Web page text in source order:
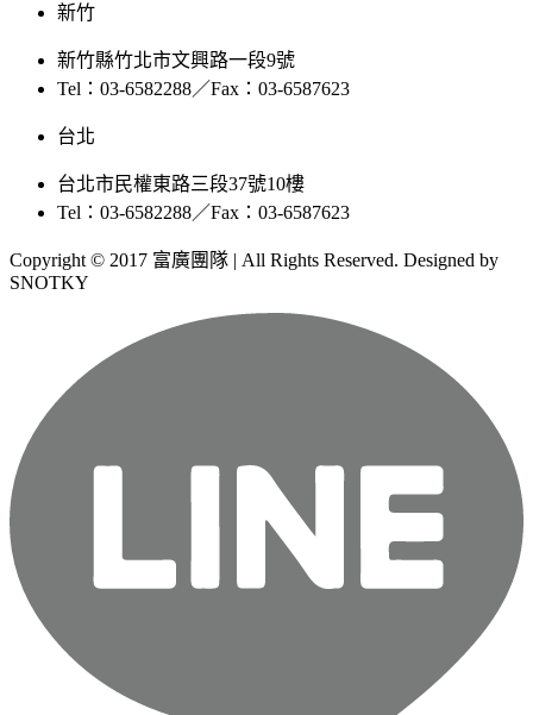
新竹
新竹縣竹北市文興路一段9號
Tel：03-6582288／Fax：03-6587623
台北
台北市民權東路三段37號10樓
Tel：03-6582288／Fax：03-6587623
Copyright © 2017 富廣團隊 | All Rights Reserved. Designed by
SNOTKY